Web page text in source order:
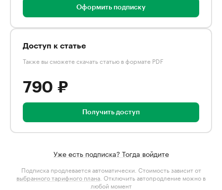
Оформить подписку
Доступ к статье
Также вы сможете скачать статью в формате PDF
790 ₽
Получить доступ
Уже есть подписка? Тогда войдите
Подписка продлевается автоматически. Стоимость зависит от
выбранного тарифного плана . Отключить автопродление можно в
любой момент